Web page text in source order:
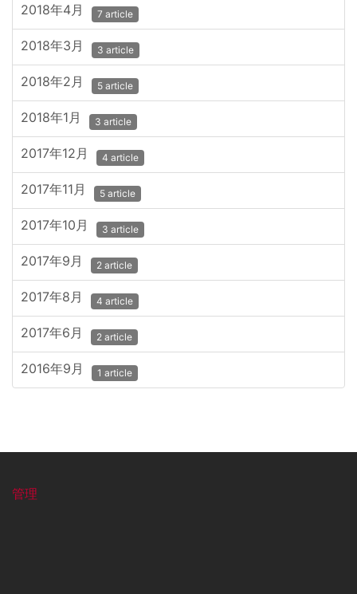
2018年4月 7 article
2018年3月 3 article
2018年2月 5 article
2018年1月 3 article
2017年12月 4 article
2017年11月 5 article
2017年10月 3 article
2017年9月 2 article
2017年8月 4 article
2017年6月 2 article
2016年9月 1 article
管理